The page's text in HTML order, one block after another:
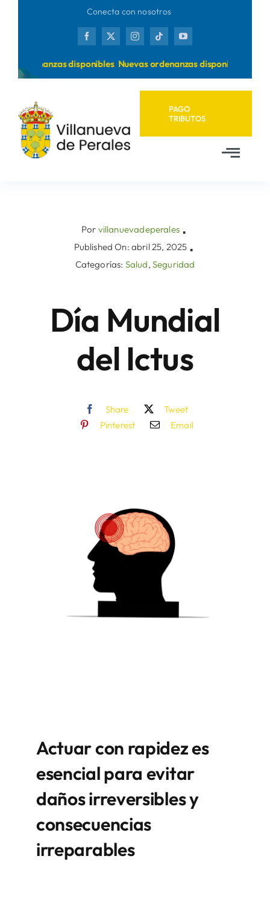
Conecta con nosotros
ordenanzas disponibles Nuevas ordenanzas disponibles
PAGO
TRIBUTOS
Ayuntamiento
Sede Electrónica
Por villanuevadeperales ▪
Published On: abril 25, 2025 ▪
Categorías: Salud, Seguridad
Día Mundial
del Ictus
Share
Tweet
Pinterest
Email
Actuar con rapidez es
esencial para evitar
daños irreversibles y
consecuencias
irreparables